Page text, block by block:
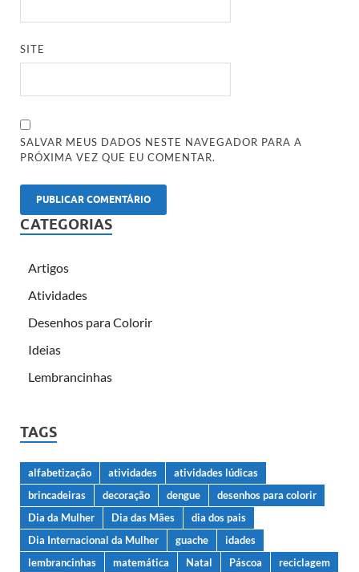
SITE
SALVAR MEUS DADOS NESTE NAVEGADOR PARA A
PRÓXIMA VEZ QUE EU COMENTAR.
CATEGORIAS
Artigos
Atividades
Desenhos para Colorir
Ideias
Lembrancinhas
TAGS
alfabetização atividades
atividades lúdicas
brincadeiras
decoração dengue
desenhos para colorir
Dia da Mulher
Dia das Mães
dia dos pais
Dia Internacional da Mulher
guache
idades
lembrancinhas
matemática Natal Páscoa
reciclagem